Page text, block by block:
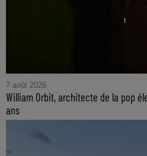
7 août 2026
William Orbit, architecte de la pop
ans